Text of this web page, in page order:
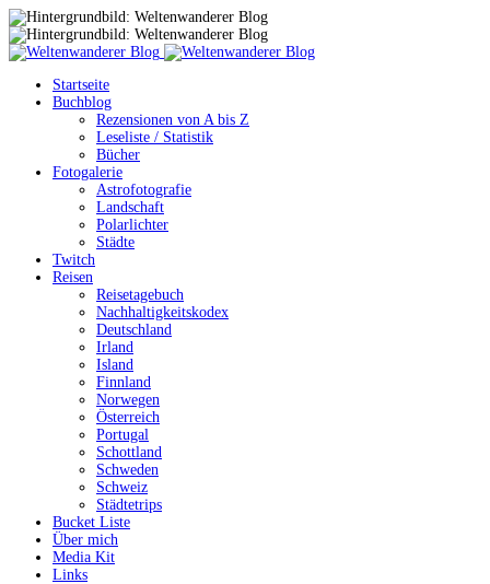
Startseite
Buchblog
Rezensionen von A bis Z
Leseliste / Statistik
Bücher
Fotogalerie
Astrofotografie
Landschaft
Polarlichter
Städte
Twitch
Reisen
Reisetagebuch
Nachhaltigkeitskodex
Deutschland
Irland
Island
Finnland
Norwegen
Österreich
Portugal
Schottland
Schweden
Schweiz
Städtetrips
Bucket Liste
Über mich
Media Kit
Links